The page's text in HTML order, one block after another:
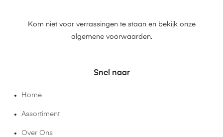
Kom niet voor verrassingen te staan en bekijk onze
algemene voorwaarden.
Snel naar
Home
Assortiment
Over Ons